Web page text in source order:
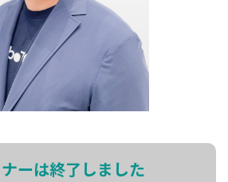
ーは終了しました